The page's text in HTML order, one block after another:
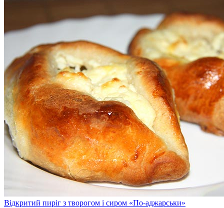
Відкритий пиріг з творогом і сиром «По-аджарськи»